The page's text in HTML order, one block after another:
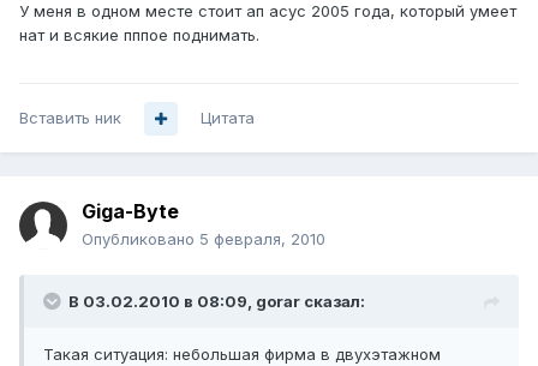
У меня в одном месте стоит ап асус 2005 года, который умеет
нат и всякие пппое поднимать.
Вставить ник Цитата
Giga-Byte
Опубликовано 5 февраля, 2010
В 03.02.2010 в 08:09, gorar сказал:
Такая ситуация: небольшая фирма в двухэтажном